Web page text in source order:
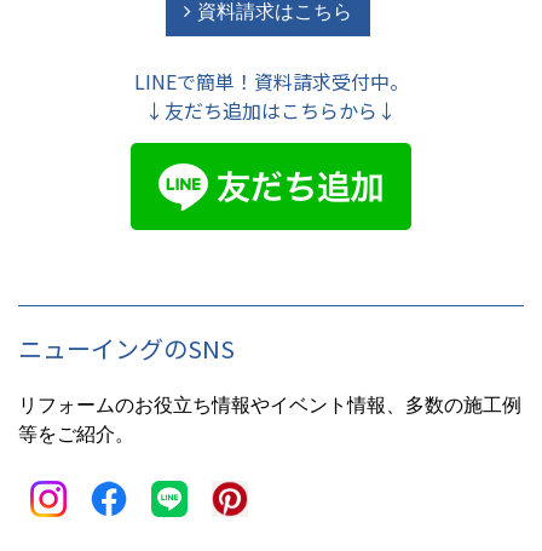
資料請求はこちら
LINEで簡単！資料請求受付中。
↓友だち追加はこちらから↓
ニューイングのSNS
リフォームのお役立ち情報やイベント情報、多数の施工例
等をご紹介。